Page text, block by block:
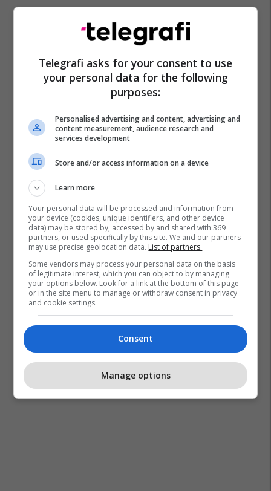
Fotografi Angli Skelet Rrjetet Sociale Devon
Telegrafi asks for your consent to use
your personal data for the following
purposes:
Personalised advertising and content, advertising and
content measurement, audience research and
services development
Store and/or access information on a device
Learn more
Your personal data will be processed and information from
your device (cookies, unique identifiers, and other device
data) may be stored by, accessed by and shared with 369
partners, or used specifically by this site. We and our partners
may use precise geolocation data. List of partners.
Some vendors may process your personal data on the basis
of legitimate interest, which you can object to by managing
your options below. Look for a link at the bottom of this page
or in the site menu to manage or withdraw consent in privacy
and cookie settings.
Consent
Manage options